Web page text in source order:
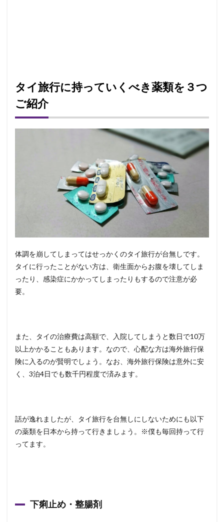
タイ旅行に持っていくべき薬類を３つ
ご紹介
体調を崩してしまってはせっかくのタイ旅行が台無しです。
タイに行ったことがない方は、衛生面からお腹を壊してしま
ったり、感染症にかかってしまったりもするので注意が必
要。
また、タイの治療費は高額で、入院してしまうと数日で10万
以上かかることもあります。なので、心配な方は海外旅行保
険に入るのが賢明でしょう。なお、海外旅行保険は意外に安
く、3泊4日でも数千円程度で済みます。
話が逸れましたが、タイ旅行を台無しにしないためにも以下
の薬類を日本から持って行きましょう。※僕も毎回持って行
ってます。
下痢止め・整腸剤